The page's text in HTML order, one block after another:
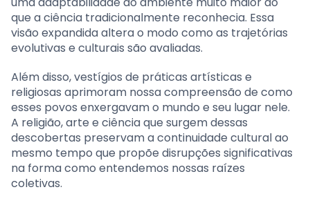
que a ciência tradicionalmente reconhecia. Essa
visão expandida altera o modo como as trajetórias
evolutivas e culturais são avaliadas.
Além disso, vestígios de práticas artísticas e
religiosas aprimoram nossa compreensão de como
esses povos enxergavam o mundo e seu lugar nele.
A religião, arte e ciência que surgem dessas
descobertas preservam a continuidade cultural ao
mesmo tempo que propõe disrupções significativas
na forma como entendemos nossas raízes
coletivas.